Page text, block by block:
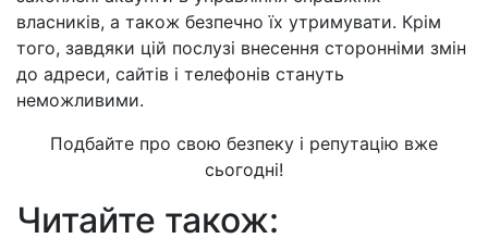
власників, а також безпечно їх утримувати. Крім
того, завдяки цій послузі внесення сторонніми змін
до адреси, сайтів і телефонів стануть
неможливими.
Подбайте про свою безпеку і репутацію вже
сьогодні!
Читайте також: